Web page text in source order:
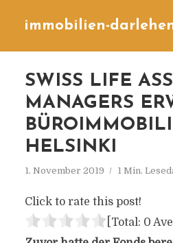
immobilien-
SWISS LIFE
MANAGERS
HELSINKI
1. November 2019 1 Min.
Click to rate this post!
[Total: 0